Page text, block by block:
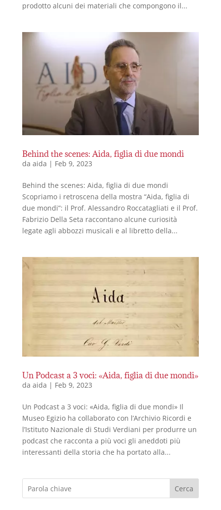
prodotto alcuni dei materiali che compongono il...
Behind the scenes: Aida, figlia di due mondi
da aida | Feb 9, 2023
Behind the scenes: Aida, figlia di due mondi
Scopriamo i retroscena della mostra “Aida, figlia di
due mondi”: il Prof. Alessandro Roccatagliati e il Prof.
Fabrizio Della Seta raccontano alcune curiosità
legate agli abbozzi musicali e al libretto della...
Un Podcast a 3 voci: «Aida, figlia di due mondi»
da aida | Feb 9, 2023
Un Podcast a 3 voci: «Aida, figlia di due mondi» Il
Museo Egizio ha collaborato con l’Archivio Ricordi e
l’Istituto Nazionale di Studi Verdiani per produrre un
podcast che racconta a più voci gli aneddoti più
interessanti della storia che ha portato alla...
Cerca